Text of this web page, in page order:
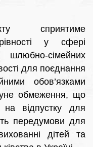
сприятиме
у сфері
сімейних
для поєднання
обов’язками
обмеження, що
відпустку для
передумови для
дітей та